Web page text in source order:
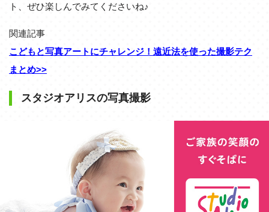
ト、ぜひ楽しんでみてくださいね♪
関連記事
こどもと写真アートにチャレンジ！遠近法を使った撮影テク
まとめ>>
スタジオアリスの写真撮影